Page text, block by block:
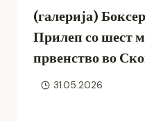
(галерија)
Прилеп со шест
првенство во
31.05.2026